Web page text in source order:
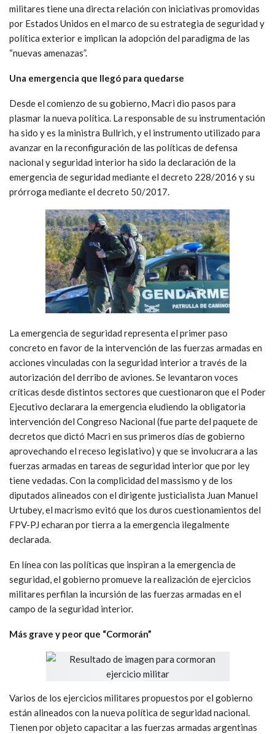
militares tiene una directa relación con iniciativas promovidas
por Estados Unidos en el marco de su estrategia de seguridad y
política exterior e implican la adopción del paradigma de las
“nuevas amenazas”.
Una emergencia que llegó para quedarse
Desde el comienzo de su gobierno, Macri dio pasos para
plasmar la nueva política. La responsable de su instrumentación
ha sido y es la ministra Bullrich, y el instrumento utilizado para
avanzar en la reconfiguración de las políticas de defensa
nacional y seguridad interior ha sido la declaración de la
emergencia de seguridad mediante el decreto 228/2016 y su
prórroga mediante el decreto 50/2017.
La emergencia de seguridad representa el primer paso
concreto en favor de la intervención de las fuerzas armadas en
acciones vinculadas con la seguridad interior a través de la
autorización del derribo de aviones. Se levantaron voces
críticas desde distintos sectores que cuestionaron que el Poder
Ejecutivo declarara la emergencia eludiendo la obligatoria
intervención del Congreso Nacional (fue parte del paquete de
decretos que dictó Macri en sus primeros días de gobierno
aprovechando el receso legislativo) y que se involucrara a las
fuerzas armadas en tareas de seguridad interior que por ley
tiene vedadas. Con la complicidad del massismo y de los
diputados alineados con el dirigente justicialista Juan Manuel
Urtubey, el macrismo evitó que los duros cuestionamientos del
FPV-PJ echaran por tierra a la emergencia ilegalmente
declarada.
En línea con las políticas que inspiran a la emergencia de
seguridad, el gobierno promueve la realización de ejercicios
militares perfilan la incursión de las fuerzas armadas en el
campo de la seguridad interior.
Más grave y peor que “Cormorán”
Varios de los ejercicios militares propuestos por el gobierno
están alineados con la nueva política de seguridad nacional.
Tienen por objeto capacitar a las fuerzas armadas argentinas